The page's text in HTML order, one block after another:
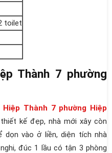
toilet
Thành 7 phường
Thành 7 phường Hiệp
kế đẹp, nhà mới xây còn
vào ở liền, diện tích nhà
đúc 1 lầu có tận 3 phòng